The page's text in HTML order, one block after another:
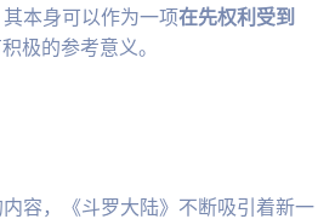
本身可以作为一项在先权利受到
极的参考意义。
容，《斗罗大陆》不断吸引着新一